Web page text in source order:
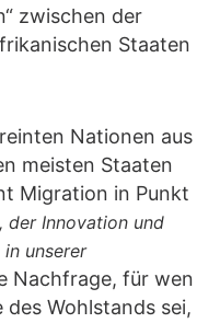
zwischen der
Staaten
Nationen aus
meisten Staaten
Migration in Punkt
der Innovation und
unserer
Nachfrage, für wen
Wohlstands sei,